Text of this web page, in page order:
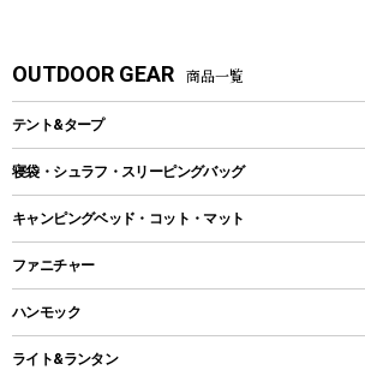
OUTDOOR GEAR 商品一覧
テント&タープ
テント
ツールームテント
ワンポールテント
シェルターテント
寝袋・シュラフ・スリーピングバッグ
レクタングラー型（封筒型）シュラフ
インナーシュラフ
キャンピングベッド・コット・マット
キャンピングベッド・コット
インフレータブルマット
ファニチャー
アウトドアテーブル
ハンモック
ライト&ランタン